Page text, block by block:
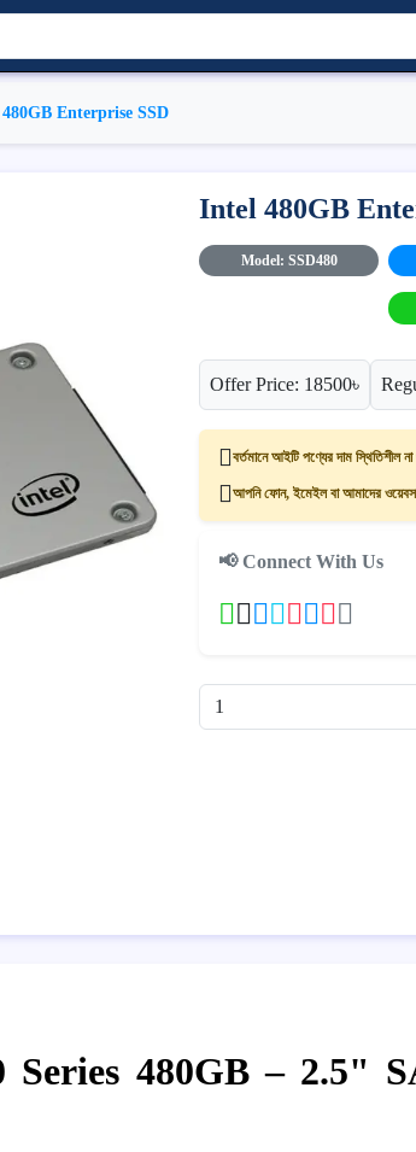
Enterprise SSD
Intel 480GB
Model: SSD480
Offer Price: 18500৳
বর্তমানে আইটি পণ্যের দাম স্থিতিশীল
আপনি ফোন, ইমেইল বা আমাদের
📢 Connect With Us
Series 480GB – 2.5"